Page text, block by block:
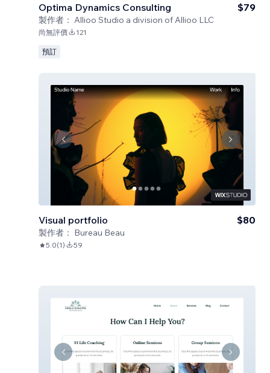
Optima Dynamics Consulting
製作者： Allioo Studio a division of Allioo LLC
$79
尚無評價 121
預訂
Visual portfolio
製作者： Bureau Beau
$80
5.0(1) 59